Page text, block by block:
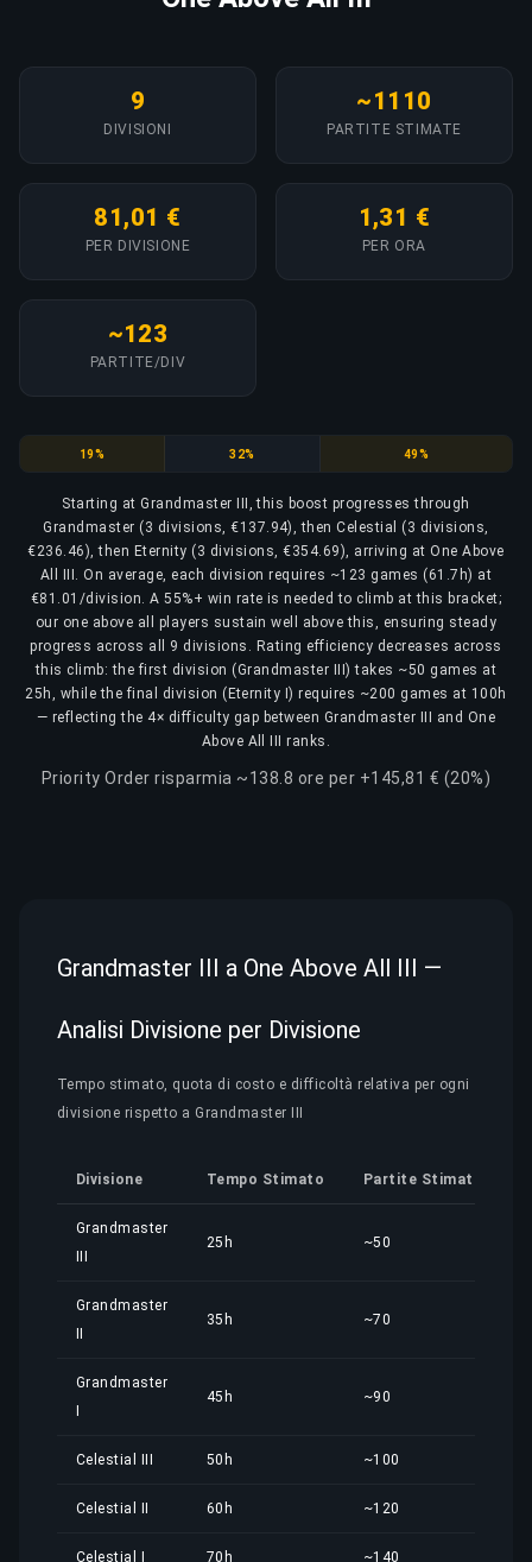
9
DIVISIONI
~1110
PARTITE STIMATE
81,01 €
PER DIVISIONE
1,31 €
PER ORA
~123
PARTITE/DIV
Grandmaster
19% Celestial
32% Eternity
49%
Starting at Grandmaster III, this boost progresses through
Grandmaster (3 divisions, €137.94), then Celestial (3 divisions,
€236.46), then Eternity (3 divisions, €354.69), arriving at One Above
All III. On average, each division requires ~123 games (61.7h) at
€81.01/division. A 55%+ win rate is needed to climb at this bracket;
our one above all players sustain well above this, ensuring steady
progress across all 9 divisions. Rating efficiency decreases across
this climb: the first division (Grandmaster III) takes ~50 games at
25h, while the final division (Eternity I) requires ~200 games at 100h
— reflecting the 4× difficulty gap between Grandmaster III and One
Above All III ranks.
Priority Order risparmia ~138.8 ore per +145,81 € (20%)
Grandmaster III a One Above All III —
Analisi Divisione per Divisione
Tempo stimato, quota di costo e difficoltà relativa per ogni
divisione rispetto a Grandmaster III
Divisione Tempo Stimato Partite Stimate
Grandmaster
25h ~50
Grandmaster
35h ~70
Grandmaster
45h ~90
Celestial III 50h ~100
Celestial II 60h ~120
Celestial I 70h ~140